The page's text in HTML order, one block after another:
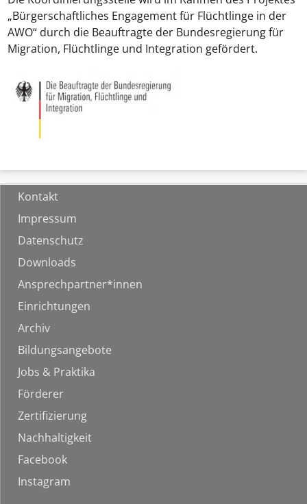
„Bürgerschaftliches Engagement für Flüchtlinge in der
AWO“ durch die Beauftragte der Bundesregierung für
Migration, Flüchtlinge und Integration gefördert.
Kontakt
Impressum
Datenschutz
Downloads
Ansprechpartner*innen
Einrichtungen
Archiv
Bildungsangebote
Jobs & Praktika
Förderer
Zertifizierung
Nachhaltigkeit
Facebook
Instagram